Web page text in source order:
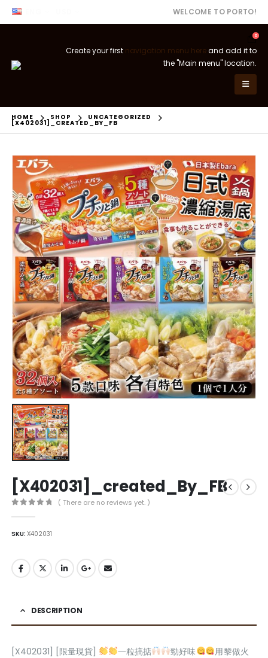
WELCOME TO PORTO!
0
Create your first navigation menu hereand add it to
the "Main menu" location.
HOME SHOP UNCATEGORIZED
[X402031]_CREATED_BY_FB
[X402031]_created_By_FB
( There are no reviews yet. )
SKU:X402031
DESCRIPTION
[X402031] [限量現貨] 一粒搞掂 勁好味
用黎做火